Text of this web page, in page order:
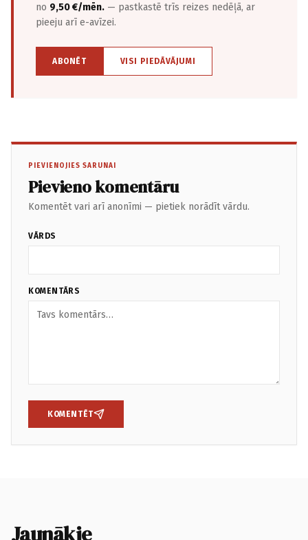
no 9,50 €/mēn. — pastkastē trīs reizes nedēļā, ar
pieeju arī e-avīzei.
ABONĒT VISI PIEDĀVĀJUMI
PIEVIENOJIES SARUNAI
Pievieno komentāru
Komentēt vari arī anonīmi — pietiek norādīt vārdu.
VĀRDS
KOMENTĀRS
KOMENTĒT
Jaunākie